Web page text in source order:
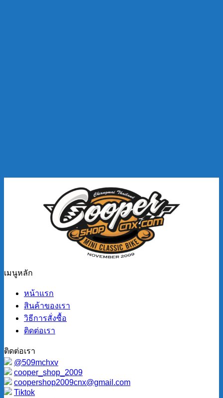
เมนูหลัก
หน้าแรก
สินค้าของเรา
วิธีการสั่งซื้อ
ติดต่อเรา
ติดต่อเรา
@509mchxv
cooper_shop_2009
coopershop2009cnx@gmail.com
Tiktok